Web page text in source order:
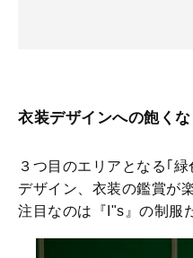
衣装デザインへの飽く
３つ目のエリアとなる｢
デザイン、衣装の鑑賞が
注目なのは『I"s』の制服